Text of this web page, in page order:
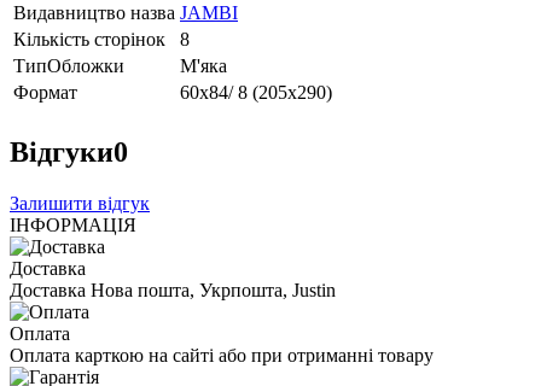
Видавництво назва JAMBI
Кількість сторінок
8
ТипОбложки
М'яка
Формат
60х84/ 8 (205х290)
Відгуки0
Залишити відгук
ІНФОРМАЦІЯ
Доставка
Доставка Нова пошта, Укрпошта, Justin
Оплата
Оплата карткою на сайті або при отриманні товару